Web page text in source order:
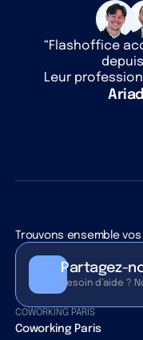
“Flashoffice
Leur
Trouvons ensemble
Partagez-
Besoin d’aide ?
COWORKING PARIS
Coworking Paris